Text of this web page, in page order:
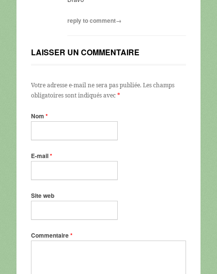
reply to comment→
LAISSER UN COMMENTAIRE
Votre adresse e-mail ne sera pas publiée. Les champs
obligatoires sont indiqués avec*
Nom *
E-mail*
Site web
Commentaire*